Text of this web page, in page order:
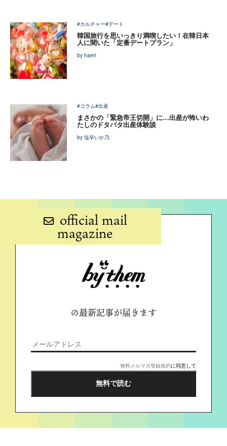
#カルチャー#デート
韓国旅行を思いっきり満喫したい！在韓日本
人に聞いた「定番デートプラン」
by haeri
#コラム#出産
まさかの「緊急帝王切開」に…出産が怖いわ
たしのドタバタ出産体験談
by 塩辛いか乃
official mail
magazine
の最新記事が届きます
無料メルマガ登録規約に同意して